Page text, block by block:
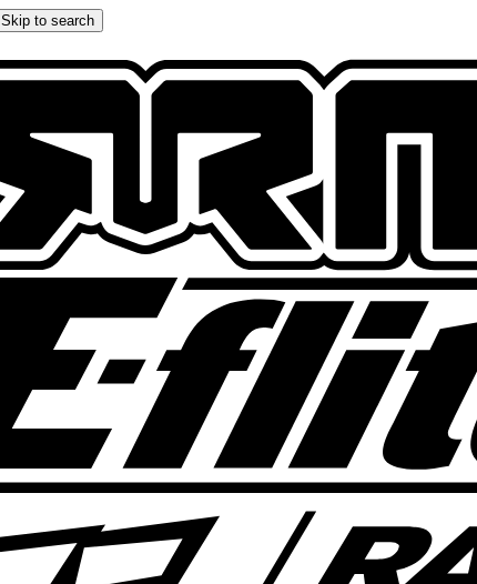
Skip to search